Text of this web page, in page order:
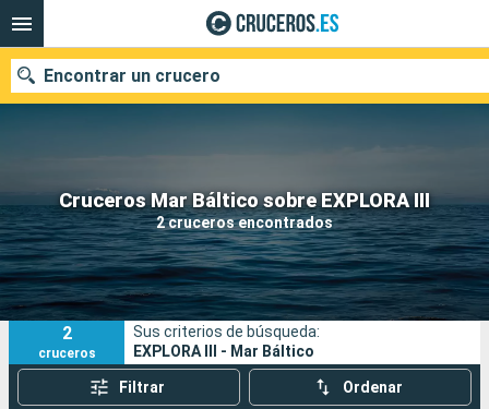
Cruceros Mar Báltico sobre EXPLORA III
2 cruceros encontrados
Encontrar un crucero
Nuestros destinos
Fecha de salida
Puertos Compañías
Buscar
2
cruceros
Sus criterios de búsqueda:
EXPLORA III - Mar Báltico
Filtrar Ordenar